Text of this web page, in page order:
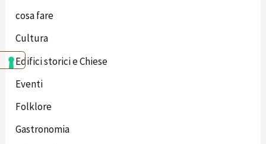
cosa fare
Cultura
Edifici storici e Chiese
Eventi
Folklore
Gastronomia